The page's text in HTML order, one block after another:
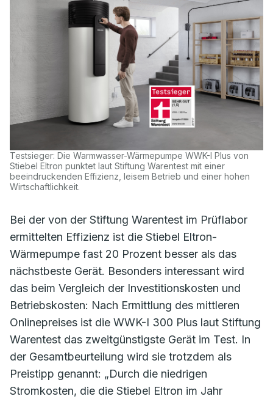
Testsieger: Die Warmwasser-Wärmepumpe WWK-I Plus von
Stiebel Eltron punktet laut Stiftung Warentest mit einer
beeindruckenden Effizienz, leisem Betrieb und einer hohen
Wirtschaftlichkeit.
Bei der von der Stiftung Warentest im Prüflabor
ermittelten Effizienz ist die Stiebel Eltron-
Wärmepumpe fast 20 Prozent besser als das
nächstbeste Gerät. Besonders interessant wird
das beim Vergleich der Investitionskosten und
Betriebskosten: Nach Ermittlung des mittleren
Onlinepreises ist die WWK-I 300 Plus laut Stiftung
Warentest das zweitgünstigste Gerät im Test. In
der Gesamtbeurteilung wird sie trotzdem als
Preistipp genannt: „Durch die niedrigen
Stromkosten, die die Stiebel Eltron im Jahr